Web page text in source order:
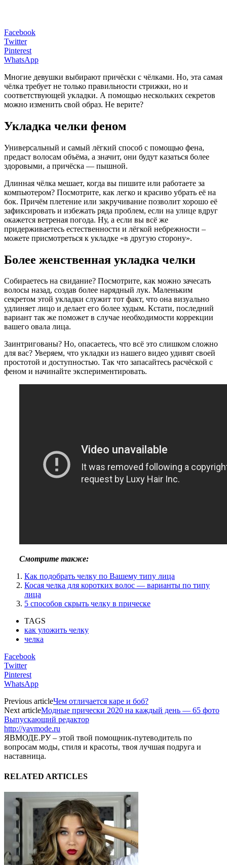
Facebook
Twitter
Pinterest
WhatsApp
Многие девушки выбирают причёски с чёлками. Но, эта самая
чёлка требует не только правильности стрижки, но и
соответствующей укладки. А помощью нескольких секретов
можно изменить свой образ. Не верите?
Укладка челки феном
Универсальный и самый лёгкий способ с помощью фена,
предаст волосам объёма, а значит, они будут казаться более
здоровыми, а причёска — пышной.
Длинная чёлка мешает, когда вы пишите или работаете за
компьютером? Посмотрите, как легко и красиво убрать её на
бок. Причём плетение или закручивание позволит хорошо её
зафиксировать и избежать ряда проблем, если на улице вдруг
окажется ветреная погода. Ну, а если вы всё же
придерживаетесь естественности и лёгкой небрежности –
можете присмотреться к укладке «в другую сторону».
Более женственная укладка челки
Собираетесь на свидание? Посмотрите, как можно зачесать
волосы назад, создав более нарядный лук. Маленьким
секретом этой укладки служит тот факт, что она визуально
удлиняет лицо и делает его более худым. Кстати, последний
вариант так же поможет в случае необходимости коррекции
вашего овала лица.
Заинтригованы? Но, опасаетесь, что всё это слишком сложно
для вас? Уверяем, что укладки из нашего видео удивят своей
простотой и доступностью. Так что запасайтесь расчёской с
феном и начинайте экспериментировать.
Смотрите также:
Как подобрать челку по Вашему типу лица
Косая челка для коротких волос — варианты по типу
лица
5 способов скрыть челку в прическе
TAGS
как уложить челку
челка
Facebook
Twitter
Pinterest
WhatsApp
Previous articleЧем отличается каре и боб?
Next articleМодные прически 2020 на каждый день — 65 фото
Выпускающий редактор
http://yavmode.ru
ЯВМОДЕ.РУ – этой твой помощник-путеводитель по
вопросам моды, стиля и красоты, твоя лучшая подруга и
наставница.
RELATED ARTICLES